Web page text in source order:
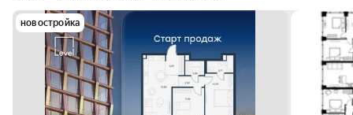
новостройка